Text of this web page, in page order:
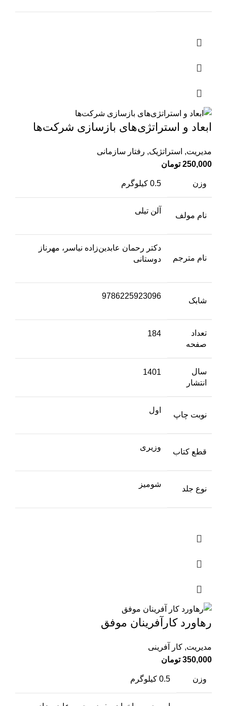
ابعاد و استراتژی‌‌های بازسازی شرکت‌‌ها
مدیریت, استراتژیک, رفتار سازمانی
250,000 تومان
وزن 0.5 کیلوگرم
نام مولف
آلن تیلی
نام مترجم
دکتر رحمان عابدین‌زاده نیاسر، مهرناز
دوستانی
شابک
9786225923096
تعداد
صفحه
184
سال
انتشار
1401
نوبت چاپ
اول
قطع کتاب
وزیری
نوع جلد
شومیز
رهاورد کار‌آفرینان موفق
مدیریت, کار آفرینی
350,000 تومان
وزن 0.5 کیلوگرم